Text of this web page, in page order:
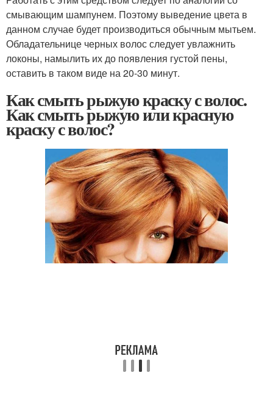
смывающим шампунем. Поэтому выведение цвета в
данном случае будет производиться обычным мытьем.
Обладательнице черных волос следует увлажнить
локоны, намылить их до появления густой пены,
оставить в таком виде на 20-30 минут.
Как смыть рыжую краску с волос.
Как смыть рыжую или красную
краску с волос?